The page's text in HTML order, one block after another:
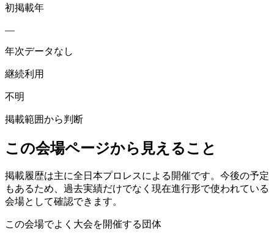
初掲載年
—
年次データなし
継続利用
不明
掲載範囲から判断
この会場ページから見えること
掲載履歴は主に全日本プロレスによる開催です。今後の予定
もあるため、過去実績だけでなく現在進行形で使われている
会場として確認できます。
この会場でよく大会を開催する団体